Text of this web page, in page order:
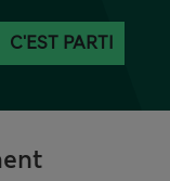
C'EST PARTI